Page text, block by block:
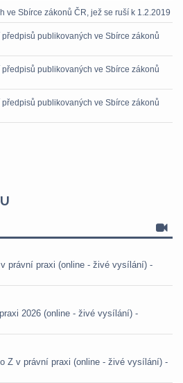
ve Sbírce zákonů ČR, jež se ruší k 1.2.2019
publikovaných ve Sbírce zákonů
publikovaných ve Sbírce zákonů
publikovaných ve Sbírce zákonů
právní praxi (online - živé vysílání) -
2026 (online - živé vysílání) -
Z v právní praxi (online - živé vysílání) -